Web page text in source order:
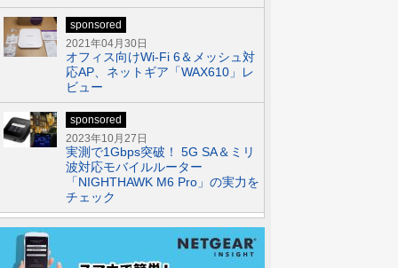
sponsored
2021年04月30日
オフィス向けWi-Fi 6＆メッシュ対
応AP、ネットギア「WAX610」レ
ビュー
sponsored
2023年10月27日
実測で1Gbps突破！ 5G SA＆ミリ
波対応モバイルルーター
「NIGHTHAWK M6 Pro」の実力を
チェック